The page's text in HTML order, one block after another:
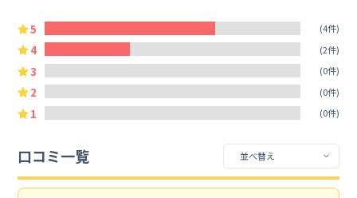
5 (4件)
4 (2件)
3 (0件)
2 (0件)
1 (0件)
口コミ一覧